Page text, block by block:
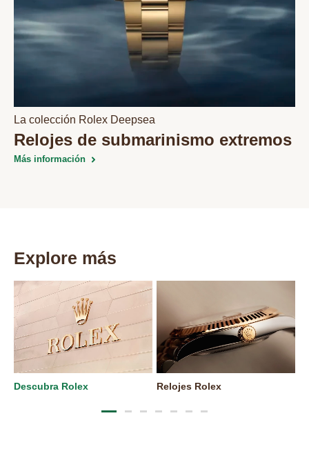
La colección Rolex Deepsea
Relojes de submarinismo extremos
Más información
Explore más
Descubra Rolex Relojes Rolex